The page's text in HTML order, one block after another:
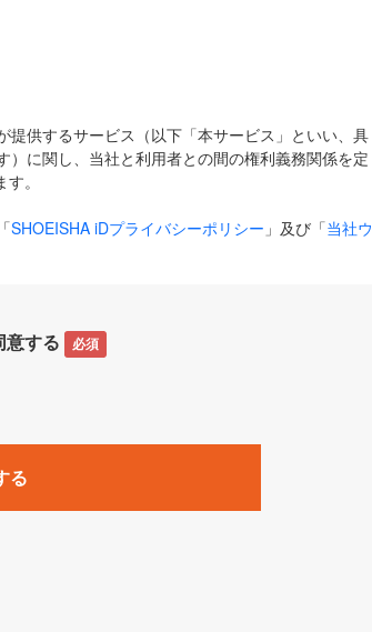
供するサービス（以下「本サービス」といい、具
に関し、当社と利用者との間の権利義務関係を定
。
SHOEISHA iDプライバシーポリシー 」及び「当社ウ
や内容が変更された場合、変更後のサービスを含
トやキャンペーンをいいます。
」「ECzine」「Biz/Zine」「HRzine」
意する 必須
る